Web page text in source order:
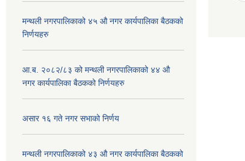
मन्थली नगरपालिकाको ४५ औ नगर कार्यपालिका बैठकको
निर्णयहरु
आ.ब. २०८२/८३ को मन्थली नगरपालिकाको ४४ औ
नगर कार्यपालिका बैठकको निर्णयहरु
असार १६ गते नगर सभाको निर्णय
मन्थली नगरपालिकाको ४३ औ नगर कार्यपालिका बैठकको